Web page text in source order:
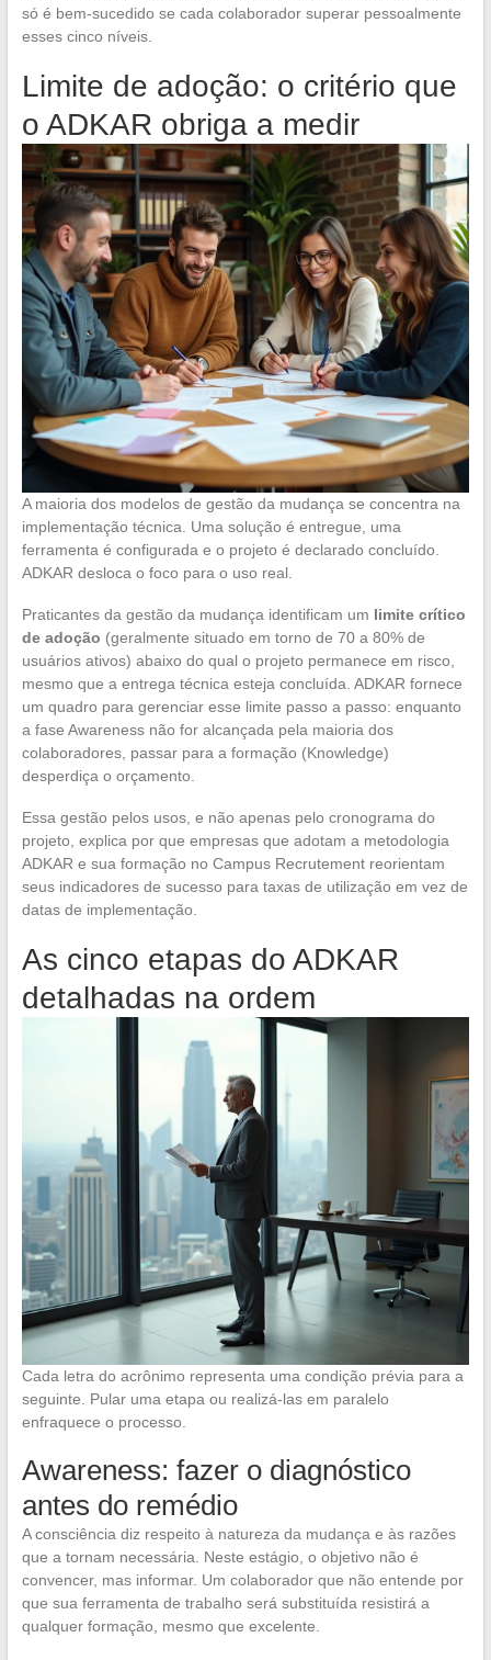
só é bem-sucedido se cada colaborador superar pessoalmente
esses cinco níveis.
Limite de adoção: o critério que
o ADKAR obriga a medir
A maioria dos modelos de gestão da mudança se concentra na
implementação técnica. Uma solução é entregue, uma
ferramenta é configurada e o projeto é declarado concluído.
ADKAR desloca o foco para o uso real.
Praticantes da gestão da mudança identificam um limite crítico
de adoção (geralmente situado em torno de 70 a 80% de
usuários ativos) abaixo do qual o projeto permanece em risco,
mesmo que a entrega técnica esteja concluída. ADKAR fornece
um quadro para gerenciar esse limite passo a passo: enquanto
a fase Awareness não for alcançada pela maioria dos
colaboradores, passar para a formação (Knowledge)
desperdiça o orçamento.
Essa gestão pelos usos, e não apenas pelo cronograma do
projeto, explica por que empresas que adotam a metodologia
ADKAR e sua formação no Campus Recrutement reorientam
seus indicadores de sucesso para taxas de utilização em vez de
datas de implementação.
As cinco etapas do ADKAR
detalhadas na ordem
Cada letra do acrônimo representa uma condição prévia para a
seguinte. Pular uma etapa ou realizá-las em paralelo
enfraquece o processo.
Awareness: fazer o diagnóstico
antes do remédio
A consciência diz respeito à natureza da mudança e às razões
que a tornam necessária. Neste estágio, o objetivo não é
convencer, mas informar. Um colaborador que não entende por
que sua ferramenta de trabalho será substituída resistirá a
qualquer formação, mesmo que excelente.